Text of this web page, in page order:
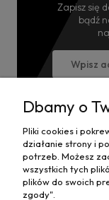
Zapisz się
bądź
Moje konto
Dbamy o
Pliki cookies i
działanie strony i
potrzeb. Możesz
wszystkich tych
plików do swoich
zgody".